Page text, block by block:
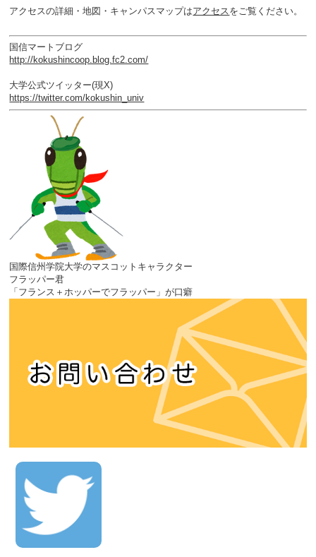
アクセスの詳細・地図・キャンパスマップはアクセスをご覧ください。
国信マートブログ
http://kokushincoop.blog.fc2.com/
大学公式ツイッター(現X)
https://twitter.com/kokushin_univ
国際信州学院大学のマスコットキャラクター
フラッパー君
「フランス＋ホッパーでフラッパー」が口癖